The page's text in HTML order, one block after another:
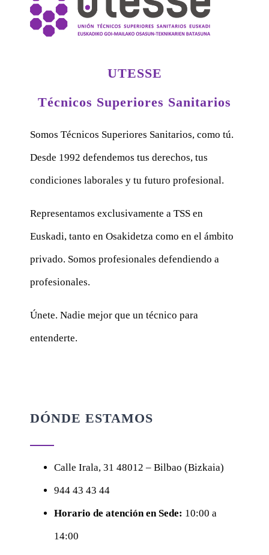
UTESSE
Técnicos Superiores Sanitarios
Somos Técnicos Superiores Sanitarios, como tú.
Desde 1992 defendemos tus derechos, tus
condiciones laborales y tu futuro profesional.
Representamos exclusivamente a TSS en
Euskadi, tanto en Osakidetza como en el ámbito
privado. Somos profesionales defendiendo a
profesionales.
Únete. Nadie mejor que un técnico para
entenderte.
DÓNDE ESTAMOS
Calle Irala, 31 48012 – Bilbao (Bizkaia)
944 43 43 44
Horario de atención en Sede: 10:00 a
14:00